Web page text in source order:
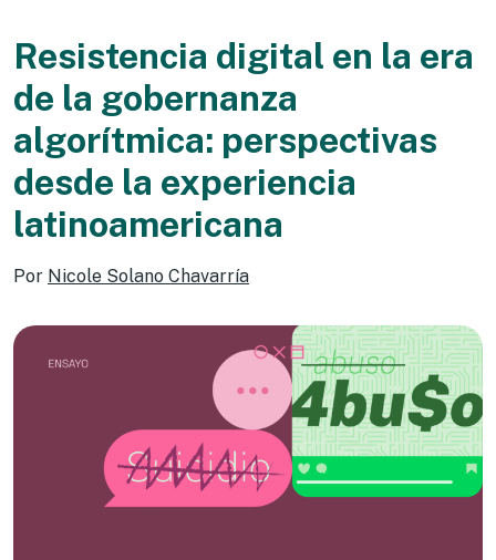
Resistencia digital en la era
de la gobernanza
algorítmica: perspectivas
desde la experiencia
latinoamericana
Por Nicole Solano Chavarría